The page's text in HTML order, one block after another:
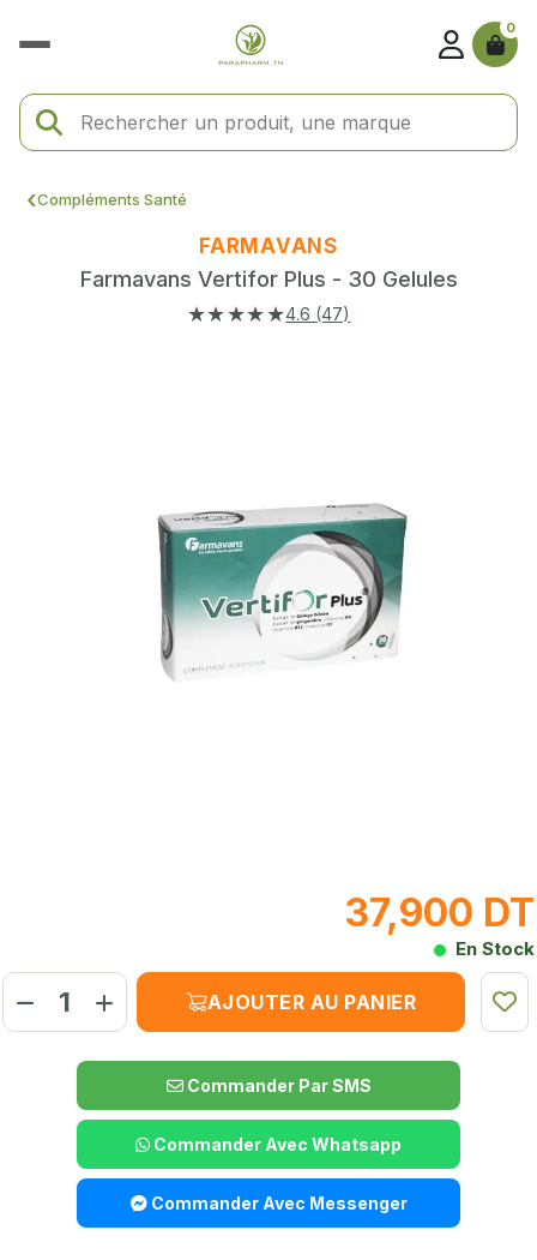
0
Compléments Santé
FARMAVANS
Farmavans Vertifor Plus - 30 Gelules
★★★★★4.6 (47)
37,900 DT
En Stock
AJOUTER AU PANIER
Commander Par SMS
Commander Avec Whatsapp
Commander Avec Messenger